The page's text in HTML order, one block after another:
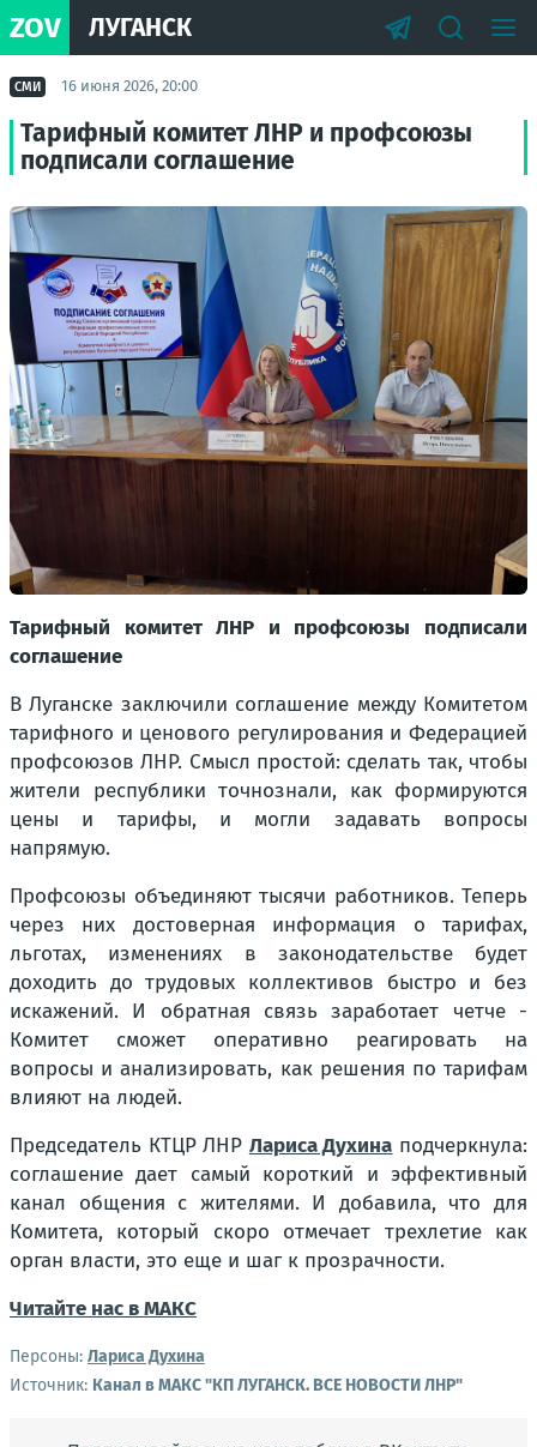
ZOV ЛУГАНСК
СМИ 16 июня 2026, 20:00
Тарифный комитет ЛНР и профсоюзы
подписали соглашение
Тарифный комитет ЛНР и профсоюзы подписали
соглашение
В Луганске заключили соглашение между Комитетом
тарифного и ценового регулирования и Федерацией
профсоюзов ЛНР. Смысл простой: сделать так, чтобы
жители республики точнознали, как формируются
цены и тарифы, и могли задавать вопросы
напрямую.
Профсоюзы объединяют тысячи работников. Теперь
через них достоверная информация о тарифах,
льготах, изменениях в законодательстве будет
доходить до трудовых коллективов быстро и без
искажений. И обратная связь заработает четче -
Комитет сможет оперативно реагировать на
вопросы и анализировать, как решения по тарифам
влияют на людей.
Председатель КТЦР ЛНР Лариса Духина подчеркнула:
соглашение дает самый короткий и эффективный
канал общения с жителями. И добавила, что для
Комитета, который скоро отмечает трехлетие как
орган власти, это еще и шаг к прозрачности.
Читайте нас в МАКС
Персоны: Лариса Духина
Источник: Канал в МАКС "КП ЛУГАНСК. ВСЕ НОВОСТИ ЛНР"